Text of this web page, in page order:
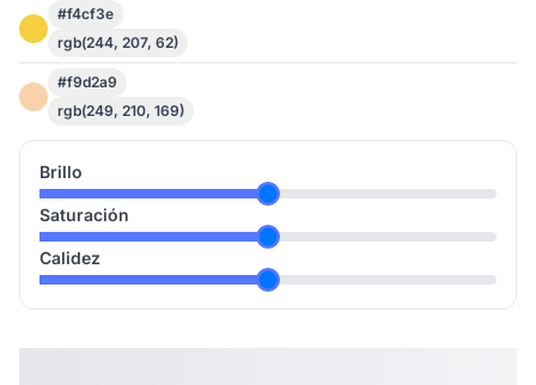
#f4cf3e
rgb(244, 207, 62)
#f9d2a9
rgb(249, 210, 169)
Brillo
Saturación
Calidez